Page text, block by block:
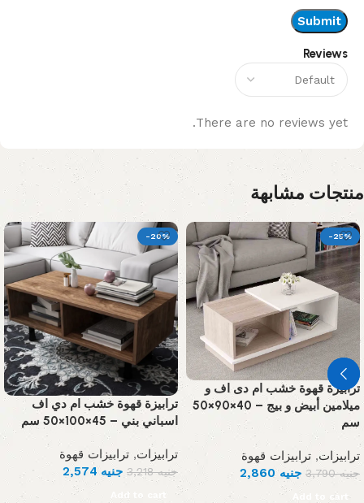
Reviews
There are no reviews yet.
منتجات مشابهة
-25%
ترابيزة قهوة خشب ام دى اف و
ميلامين أبيض و بيج – 40×90×50
سم
ترابيزات, ترابيزات قهوة
جنيه3,790 جنيه2,860
Add to cart
-20%
ترابيزة قهوة خشب ام دي اف
اسباني بني – 45×100×50 سم
ترابيزات, ترابيزات قهوة
جنيه3,218 جنيه
Add to cart